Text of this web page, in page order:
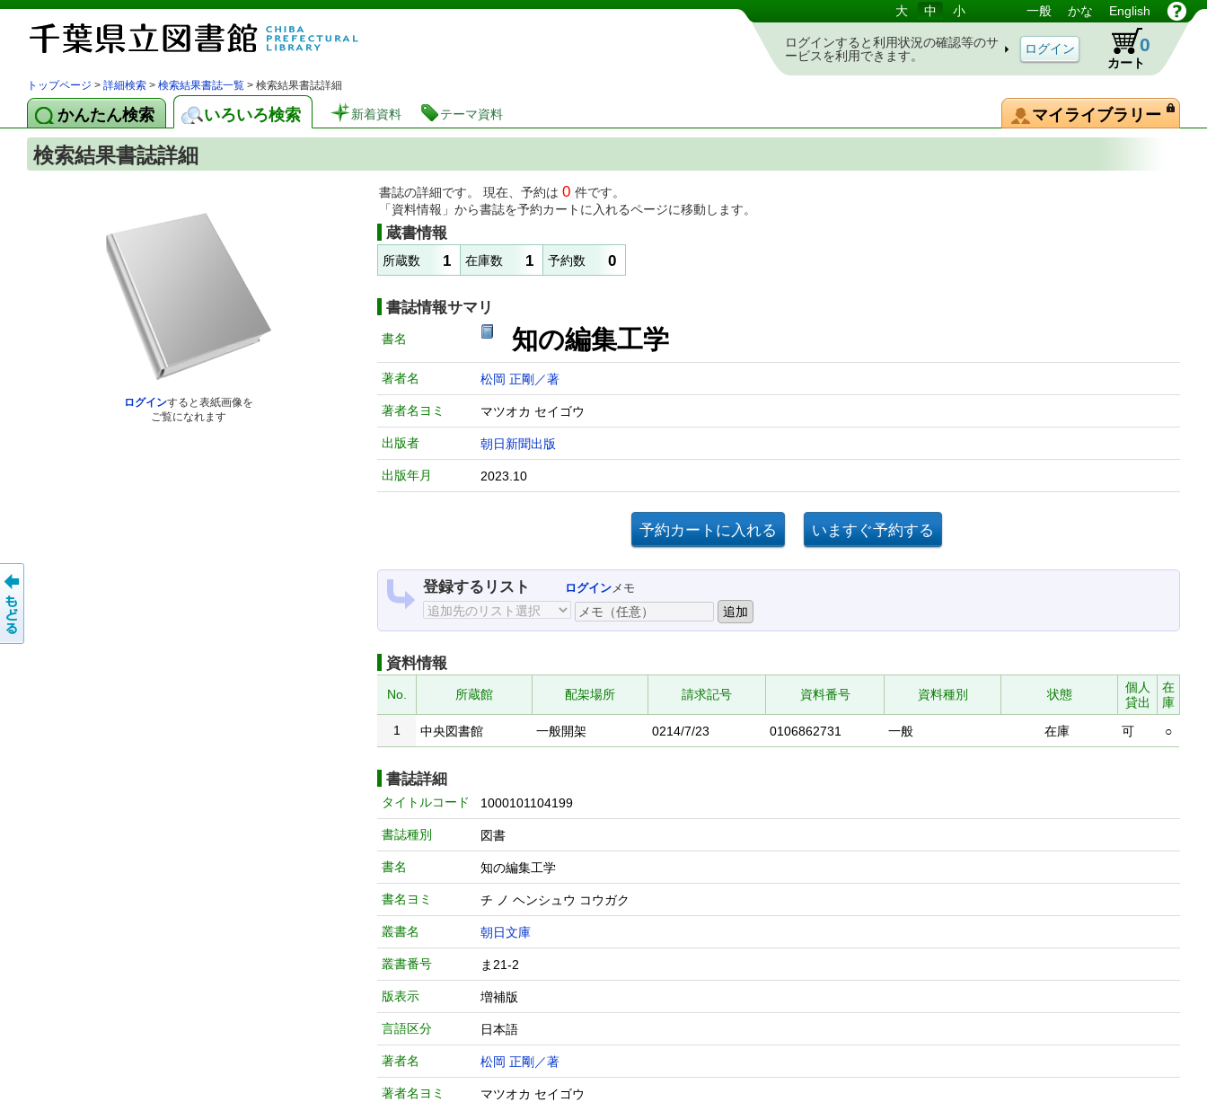
図書館 蔵書検索・予約システム 大 中 小 一般 かな English
ログインすると利用状況の確認等のサ
ービスを利用できます。
カート
0
トップページ > 詳細検索 > 検索結果書誌一覧 > 検索結果書誌詳細
かんたん検索 いろいろ検索 新着資料 テーマ資料 マイライブラリー
検索結果書誌詳細
ログインすると表紙画像を
ご覧になれます
書誌の詳細です。 現在、予約は 0 件です。
「資料情報」から書誌を予約カートに入れるページに移動します。
蔵書情報
所蔵数 1 在庫数 1 予約数 0
書誌情報サマリ
書名 知の編集工学
著者名 松岡 正剛／著
著者名ヨミ マツオカ セイゴウ
出版者 朝日新聞出版
出版年月 2023.10
登録するリスト ログインメモ
資料情報
No. 所蔵館 配架場所 請求記号 資料番号 資料種別 状態
個人
貸出
在
庫
1
中央図書館 一般開架 0214/7/23 0106862731 一般 在庫 可 ○
書誌詳細
タイトルコード 1000101104199
書誌種別 図書
書名 知の編集工学
書名ヨミ チ ノ ヘンシュウ コウガク
叢書名 朝日文庫
叢書番号 ま21-2
版表示 増補版
言語区分 日本語
著者名 松岡 正剛／著
著者名ヨミ マツオカ セイゴウ